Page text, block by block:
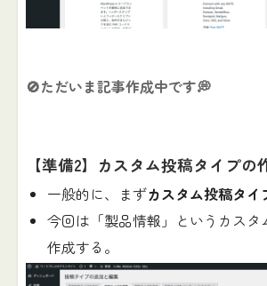
🚫ただいま記事作成中です💭
【準備2】カスタム投稿タイプの
一般的に、まずカスタム投稿タイ
今回は「製品情報」というカスタ
作成する。